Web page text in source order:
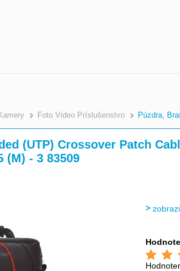
>
Foto Video Príslušenstvo Púzdra,
(UTP) Crossover Patch
(M) - 3 83509